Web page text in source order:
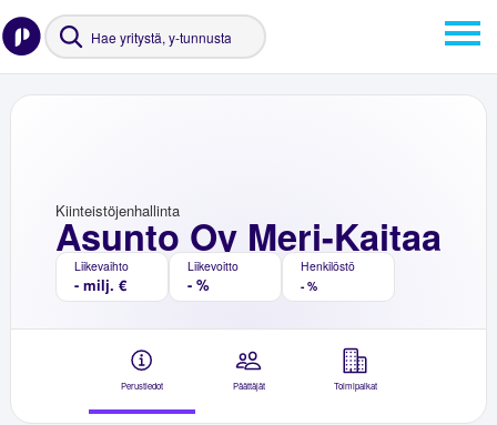
Asunto Oy Meri-Kaitaa
Kiinteistöjenhallinta
Liikevaihto
- milj. €
Liikevoitto
- %
Henkilöstö
- %
Perustiedot Päättäjät Toimipaikat